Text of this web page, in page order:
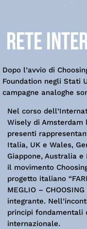
RETE
Dopo l’avvio di
Foundation negli Stati
campagne analoghe
Nel corso
Wisely di Amsterdam
presenti
Italia, UK e Wales,
Giappone, Australia
il movimento
progetto italiano
MEGLIO –
integrante.
principi fondamentali
internazionale.